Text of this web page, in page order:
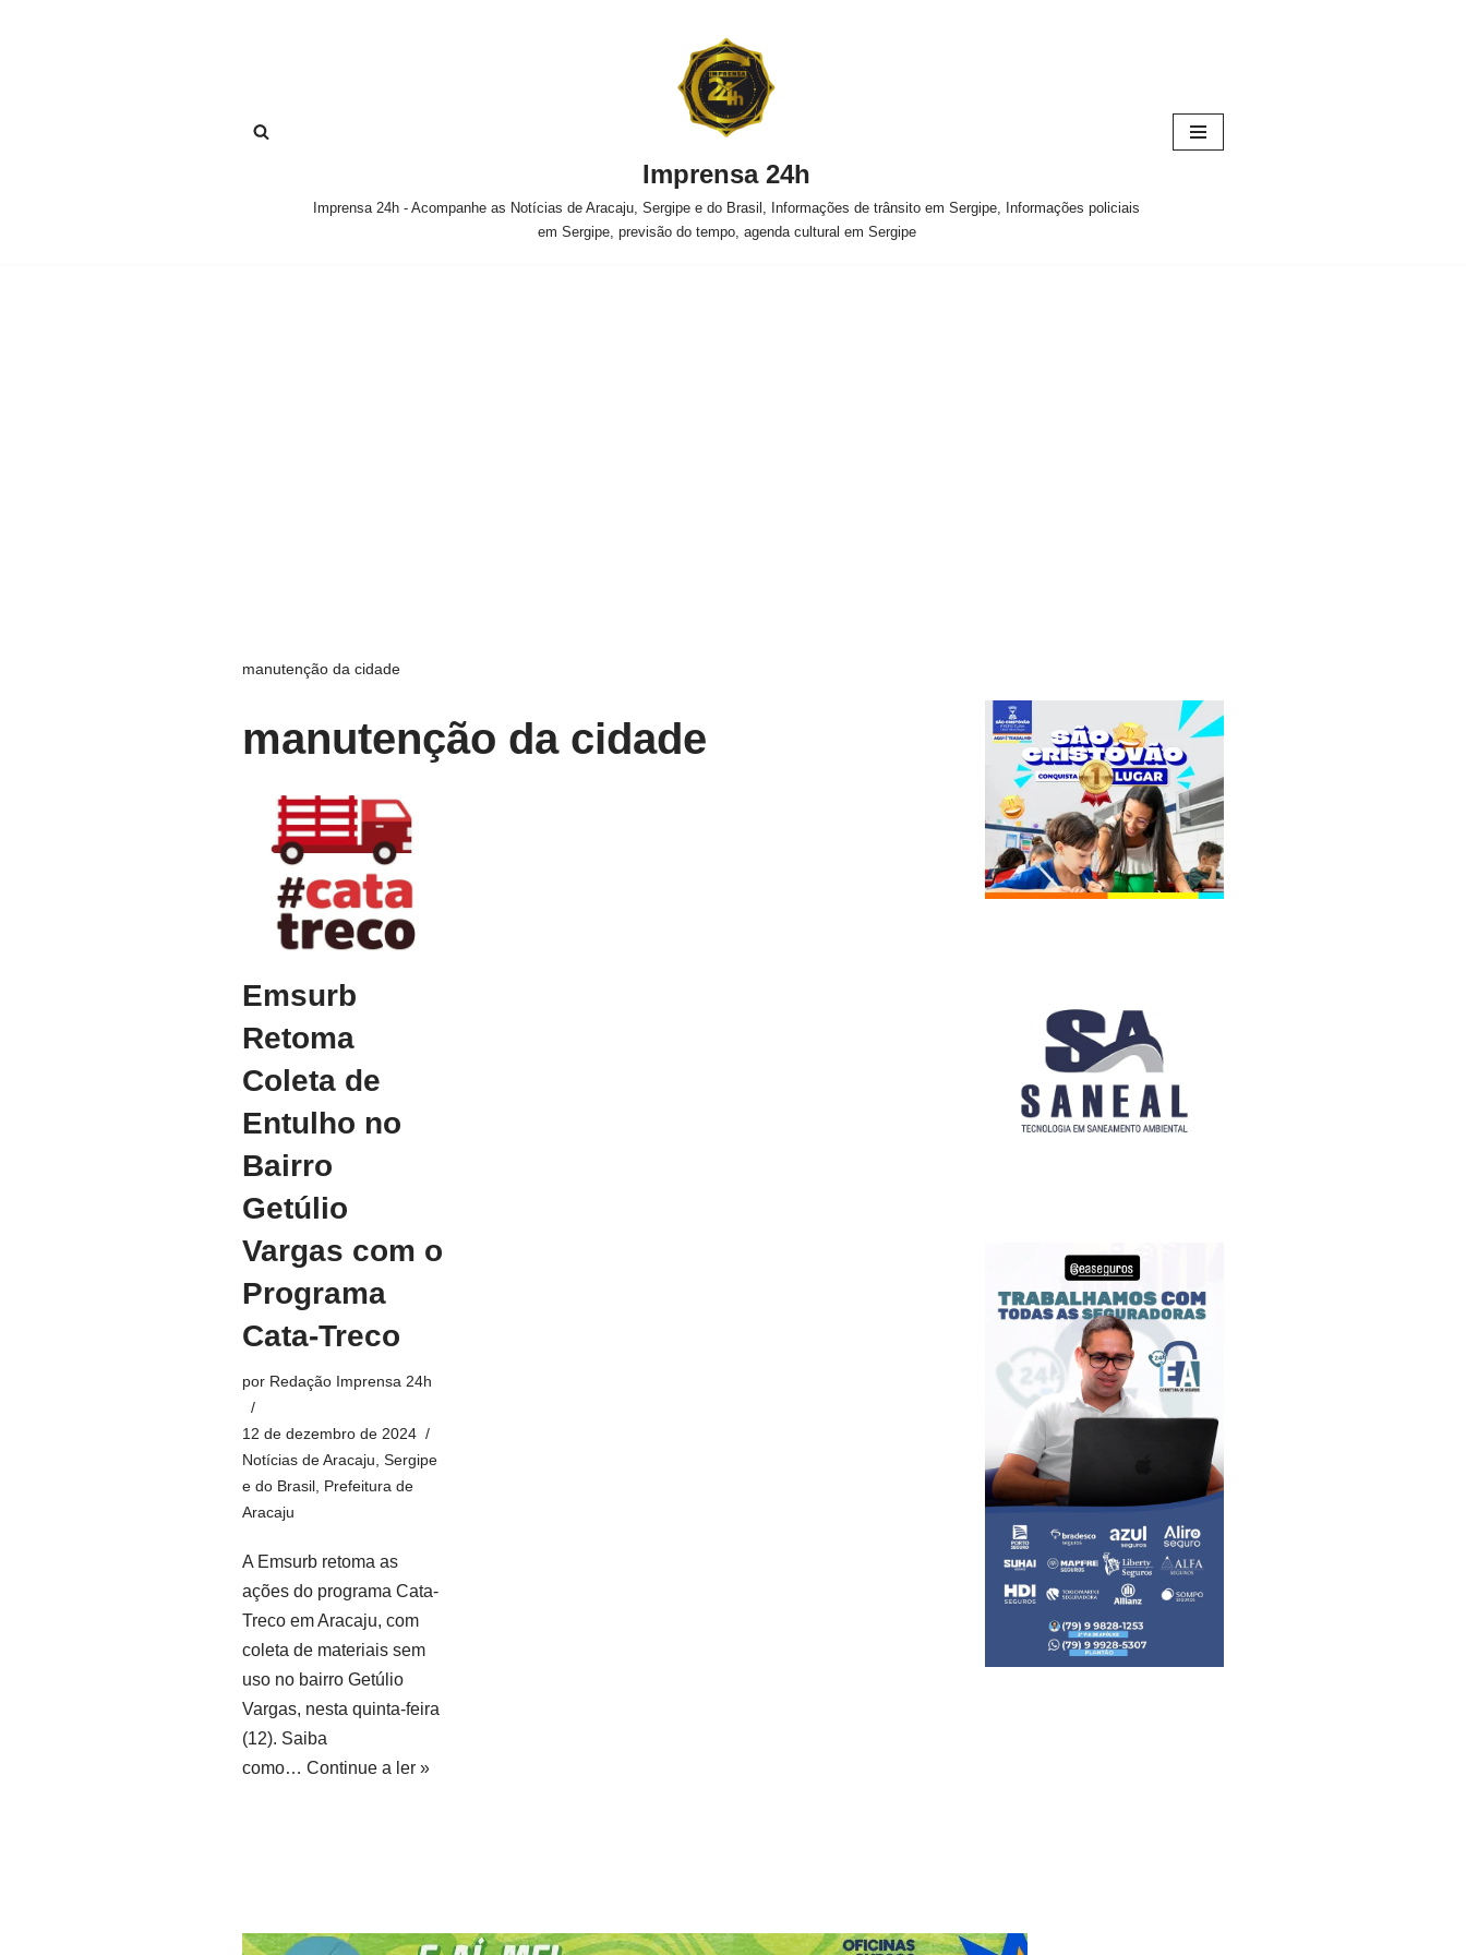
Imprensa 24h
Imprensa 24h - Acompanhe as Notícias de Aracaju, Sergipe e do Brasil, Informações de trânsito em Sergipe, Informações policiais
em Sergipe, previsão do tempo, agenda cultural em Sergipe
manutenção da cidade
manutenção da cidade
Emsurb
Retoma
Coleta de
Entulho no
Bairro
Getúlio
Vargas com o
Programa
Cata-Treco
por Redação Imprensa 24h
12 de dezembro de 2024
Notícias de Aracaju, Sergipe
e do Brasil, Prefeitura de
Aracaju
A Emsurb retoma as
ações do programa Cata-
Treco em Aracaju, com
coleta de materiais sem
uso no bairro Getúlio
Vargas, nesta quinta-feira
(12). Saiba
como… Continue a ler »